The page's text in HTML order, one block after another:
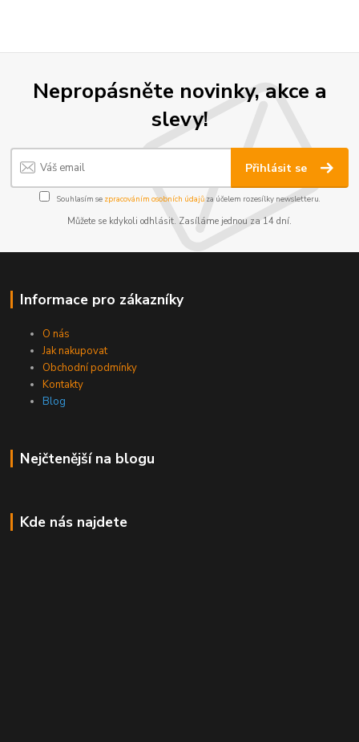
Nepropásněte novinky, akce a
slevy!
Přihlásit se
Souhlasím se zpracováním osobních údajůza účelem rozesílky newsletteru.
Můžete se kdykoli odhlásit. Zasíláme jednou za 14 dní.
Informace pro zákazníky
O nás
Jak nakupovat
Obchodní podmínky
Kontakty
Blog
Nejčtenější na blogu
Kde nás najdete